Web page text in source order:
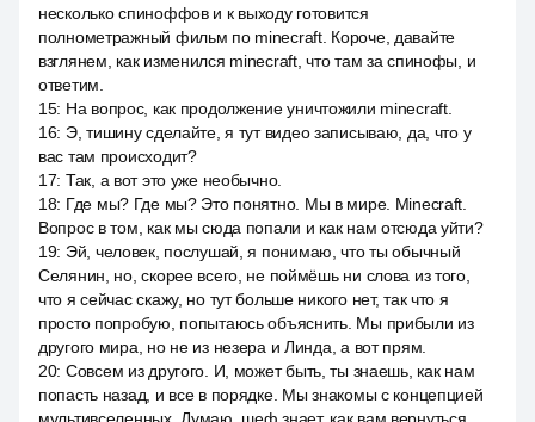
несколько спиноффов и к выходу готовится
полнометражный фильм по minecraft. Короче, давайте
взглянем, как изменился minecraft, что там за спинофы, и
ответим.
15: На вопрос, как продолжение уничтожили minecraft.
16: Э, тишину сделайте, я тут видео записываю, да, что у
вас там происходит?
17: Так, а вот это уже необычно.
18: Где мы? Где мы? Это понятно. Мы в мире. Minecraft.
Вопрос в том, как мы сюда попали и как нам отсюда уйти?
19: Эй, человек, послушай, я понимаю, что ты обычный
Селянин, но, скорее всего, не поймёшь ни слова из того,
что я сейчас скажу, но тут больше никого нет, так что я
просто попробую, попытаюсь объяснить. Мы прибыли из
другого мира, но не из незера и Линда, а вот прям.
20: Совсем из другого. И, может быть, ты знаешь, как нам
попасть назад, и все в порядке. Мы знакомы с концепцией